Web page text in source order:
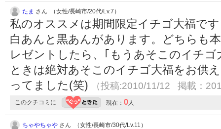
たま さん （女性/長崎市/20代/Lv.7）
私のオススメは期間限定イチゴ大福で
白あんと黒あんがあります。どちらも
レゼントしたら、｢もうあそこのイチ
ときは絶対あそこのイチゴ大福をお供
ってました(笑)
（投稿:2010/11/12 掲載：
このクチコミに 現在： 0人
ちゃやちゃや さん （女性/長崎市/30代/Lv.11）